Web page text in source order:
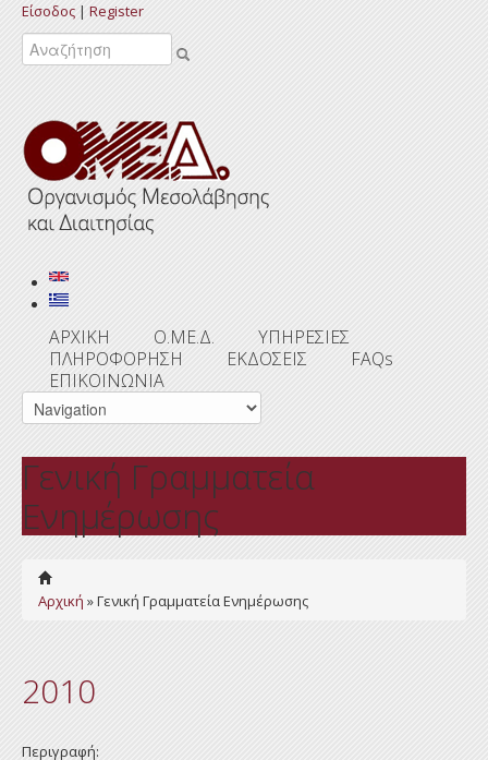
Είσοδος | Register
Αναζήτηση
ΑΡΧΙΚΗ Ο.ΜΕ.Δ.
ΥΠΗΡΕΣΙΕΣ
ΠΛΗΡΟΦΟΡΗΣΗ
ΕΚΔΟΣΕΙΣ
FAQs
ΕΠΙΚΟΙΝΩΝΙΑ
Γενική Γραμματεία
Ενημέρωσης
Αρχική » Γενική Γραμματεία Ενημέρωσης
2010
Περιγραφή: